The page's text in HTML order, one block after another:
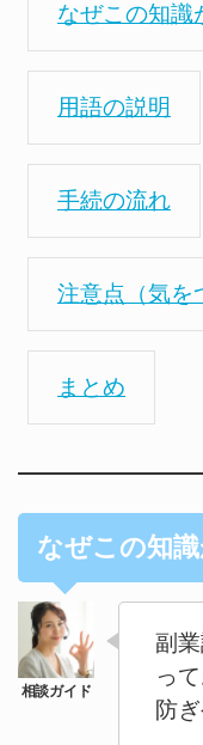
なぜこの知識
用語の説明
手続の流れ
注意点（気を
まとめ
なぜこの知
副
っ
防